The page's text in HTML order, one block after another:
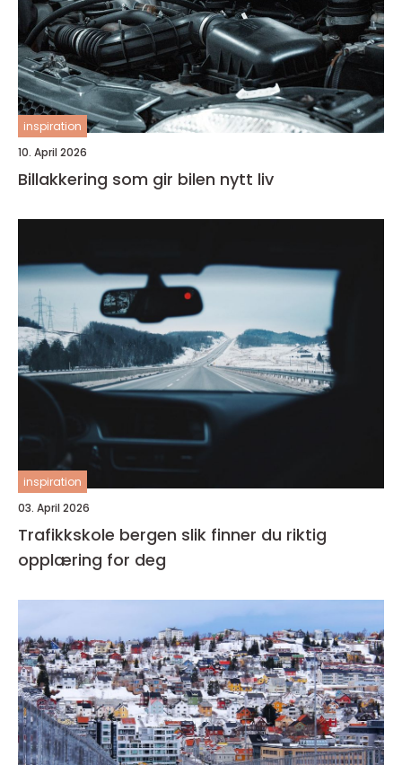
inspiration
10. April 2026
Billakkering som gir bilen nytt liv
inspiration
03. April 2026
Trafikkskole bergen slik finner du riktig
opplæring for deg